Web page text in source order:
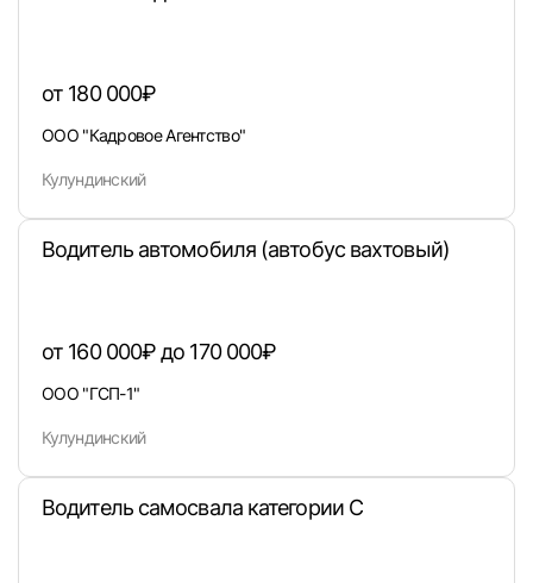
Вход в личный кабинет
Войдите в личный кабинет, чтобы
вакансии с контактами и оставлять отклики
E-mail или Телефон
Пароль
от 180 000₽
ООО "Кадровое Агентство"
Кулундинский
Водитель автомобиля (автобус вахтовый)
от 160 000₽ до 170 000₽
ООО "ГСП-1"
Кулундинский
Водитель самосвала категории С